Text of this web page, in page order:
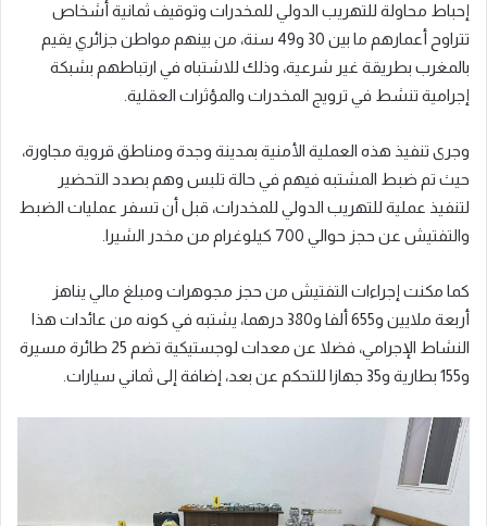
إحباط محاولة للتهريب الدولي للمخدرات وتوقيف ثمانية أشخاص
تتراوح أعمارهم ما بين 30 و49 سنة، من بينهم مواطن جزائري يقيم
بالمغرب بطريقة غير شرعية، وذلك للاشتباه في ارتباطهم بشبكة
إجرامية تنشط في ترويج المخدرات والمؤثرات العقلية.
وجرى تنفيذ هذه العملية الأمنية بمدينة وجدة ومناطق قروية مجاورة،
حيث تم ضبط المشتبه فيهم في حالة تلبس وهم بصدد التحضير
لتنفيذ عملية للتهريب الدولي للمخدرات، قبل أن تسفر عمليات الضبط
والتفتيش عن حجز حوالي 700 كيلوغرام من مخدر الشيرا.
كما مكنت إجراءات التفتيش من حجز مجوهرات ومبلغ مالي يناهز
أربعة ملايين و655 ألفا و380 درهما، يشتبه في كونه من عائدات هذا
النشاط الإجرامي، فضلا عن معدات لوجستيكية تضم 25 طائرة مسيرة
و155 بطارية و35 جهازا للتحكم عن بعد، إضافة إلى ثماني سيارات.